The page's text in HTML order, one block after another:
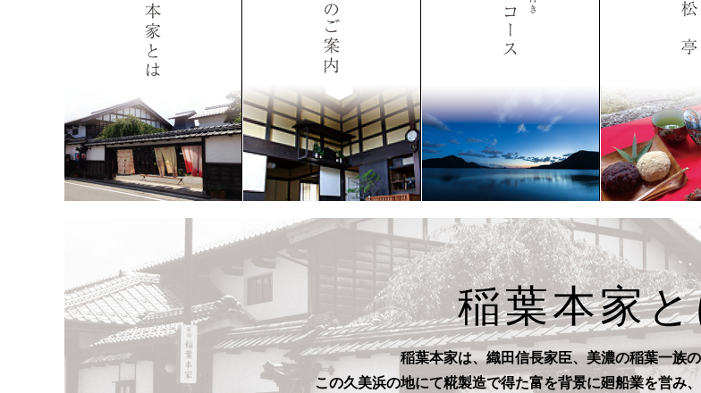
稲葉本家
稲葉本家は、織田信長家臣、美濃の稲葉一族
この久美浜の地にて糀製造で得た富を背景に廻船業を営み